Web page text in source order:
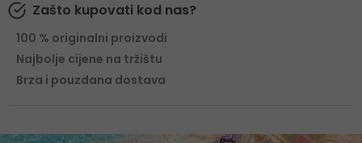
Zašto kupovati kod nas?
100 % originalni proizvodi
Najbolje cijene na tržištu
Brza i pouzdana dostava